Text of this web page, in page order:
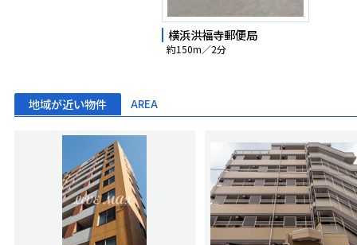
横浜洪福寺郵便局
約150m／2分
地域が近い物件 AREA